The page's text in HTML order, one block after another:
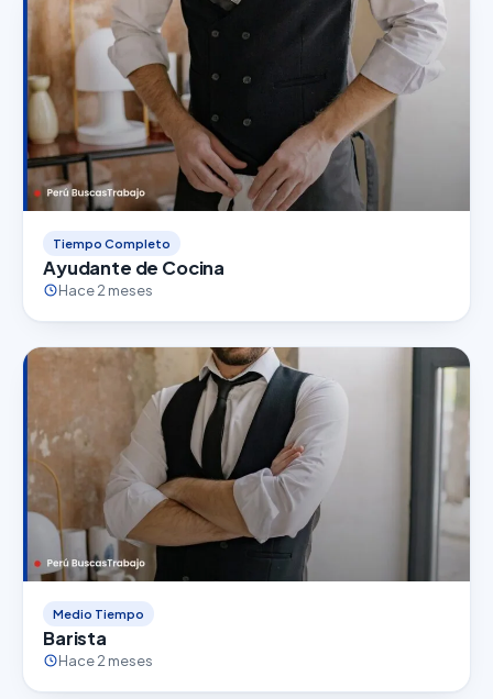
Tiempo Completo
Ayudante de Cocina
Hace 2 meses
Medio Tiempo
Barista
Hace 2 meses